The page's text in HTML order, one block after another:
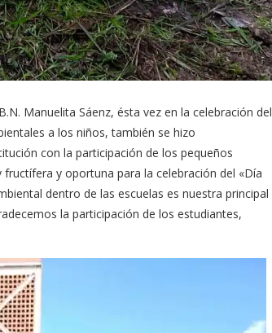
Manuelita Sáenz, ésta vez en la celebración del
a los niños, también se hizo
con la participación de los pequeños
y oportuna para la celebración del «Día
dentro de las escuelas es nuestra principal
la participación de los estudiantes,